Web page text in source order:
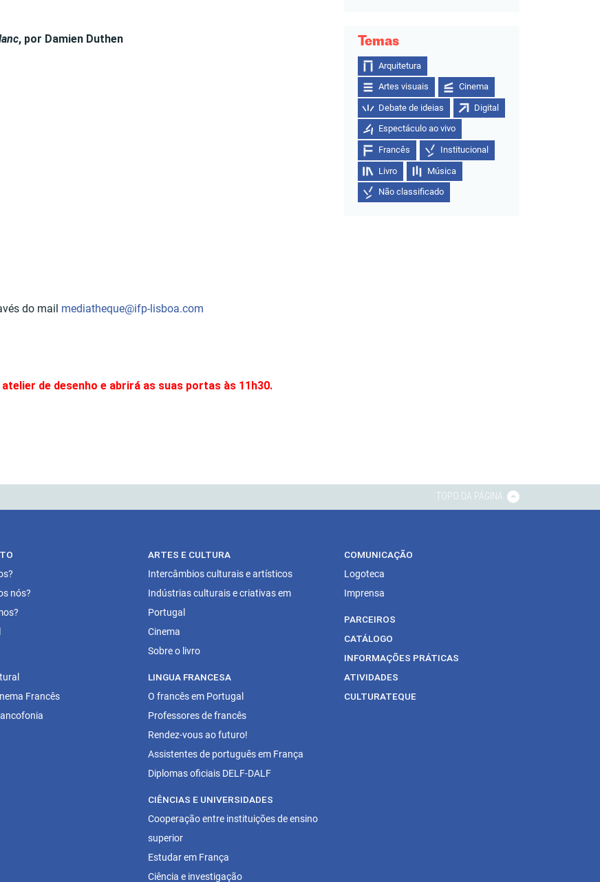
, por Damien Duthen
do mail mediatheque@ifp-lisboa.com
de desenho e abrirá as suas portas às 11h30.
Temas
Arquitetura
Artes visuais Cinema
Debate de ideias Digital
Espectáculo ao vivo
Francês Institucional
Livro Música
Não classificado
TOPO DA PÁGINA
nós?
Francês
ARTES E CULTURA
Intercâmbios culturais e artísticos
Indústrias culturais e criativas em
Portugal
Cinema
Sobre o livro
LINGUA FRANCESA
O francês em Portugal
Professores de francês
Rendez-vous ao futuro!
Assistentes de português em França
Diplomas oficiais DELF-DALF
CIÊNCIAS E UNIVERSIDADES
Cooperação entre instituições de ensino
superior
Estudar em França
Ciência e investigação
COMUNICAÇÃO
Logoteca
Imprensa
PARCEIROS
CATÁLOGO
INFORMAÇÕES PRÁTICAS
ATIVIDADES
CULTURATEQUE